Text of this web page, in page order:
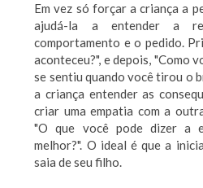
Em vez só forçar a criança a
ajudá-la a entender a
comportamento e o pedido.
aconteceu?", e depois, "Como
se sentiu quando você tirou o
a criança entender as
criar uma empatia com a
"O que você pode dizer a
melhor?". O ideal é que a
saia de seu filho.